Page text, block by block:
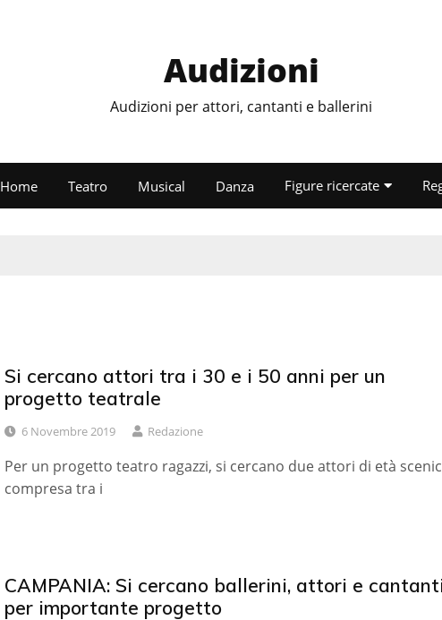
Audizioni
Audizioni per attori, cantanti e ballerini
Home Teatro Musical Danza Figure ricercate
Si cercano attori tra i 30 e i 50 anni per un
progetto teatrale
6 Novembre 2019 Redazione
Per un progetto teatro ragazzi, si cercano due attori di età
compresa tra i
CAMPANIA: Si cercano ballerini, attori e
per importante progetto